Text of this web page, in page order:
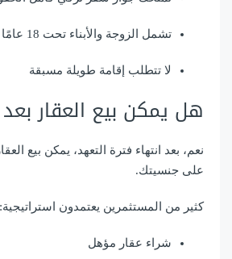
تشمل الزوجة والأبناء تحت 18 عامًا
لا تتطلب إقامة طويلة مسبقة
هل يمكن بيع العقار بعد 3 سنوات؟
نعم، بعد انتهاء فترة التعهد، يمكن بيع
على جنسيتك.
كثير من المستثمرين يعتمدون استراتيجية:
شراء عقار مؤهل